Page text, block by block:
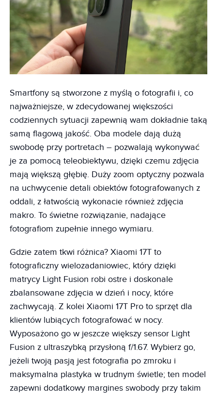
Smartfony są stworzone z myślą o fotografii i, co
najważniejsze, w zdecydowanej większości
codziennych sytuacji zapewnią wam dokładnie taką
samą flagową jakość. Oba modele dają dużą
swobodę przy portretach – pozwalają wykonywać
je za pomocą teleobiektywu, dzięki czemu zdjęcia
mają większą głębię. Duży zoom optyczny pozwala
na uchwycenie detali obiektów fotografowanych z
oddali, z łatwością wykonacie również zdjęcia
makro. To świetne rozwiązanie, nadające
fotografiom zupełnie innego wymiaru.
Gdzie zatem tkwi różnica? Xiaomi 17T to
fotograficzny wielozadaniowiec, który dzięki
matrycy Light Fusion robi ostre i doskonale
zbalansowane zdjęcia w dzień i nocy, które
zachwycają. Z kolei Xiaomi 17T Pro to sprzęt dla
klientów lubiących fotografować w nocy.
Wyposażono go w jeszcze większy sensor Light
Fusion z ultraszybką przysłoną f/1.67. Wybierz go,
jeżeli twoją pasją jest fotografia po zmroku i
maksymalna plastyka w trudnym świetle; ten model
zapewni dodatkowy margines swobody przy takim